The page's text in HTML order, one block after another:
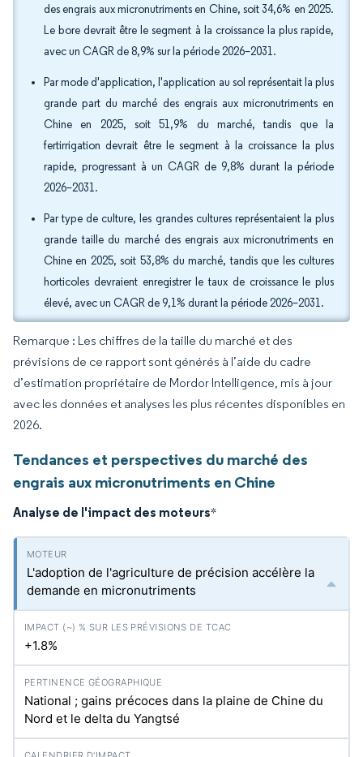
des engrais aux micronutriments en Chine, soit 34,6% en 2025.
Le bore devrait être le segment à la croissance la plus rapide,
avec un CAGR de 8,9% sur la période 2026–2031.
Par mode d'application, l'application au sol représentait la plus
grande part du marché des engrais aux micronutriments en
Chine en 2025, soit 51,9% du marché, tandis que la
fertirrigation devrait être le segment à la croissance la plus
rapide, progressant à un CAGR de 9,8% durant la période
2026–2031.
Par type de culture, les grandes cultures représentaient la plus
grande taille du marché des engrais aux micronutriments en
Chine en 2025, soit 53,8% du marché, tandis que les cultures
horticoles devraient enregistrer le taux de croissance le plus
élevé, avec un CAGR de 9,1% durant la période 2026–2031.
Remarque : Les chiffres de la taille du marché et des
prévisions de ce rapport sont générés à l’aide du cadre
d’estimation propriétaire de Mordor Intelligence, mis à jour
avec les données et analyses les plus récentes disponibles en
2026.
Tendances et perspectives du marché des
engrais aux micronutriments en Chine
Analyse de l'impact des moteurs*
L'adoption de l'agriculture de précision accélère la
demande en micronutriments
+1.8%
National ; gains précoces dans la plaine de Chine du
Nord et le delta du Yangtsé